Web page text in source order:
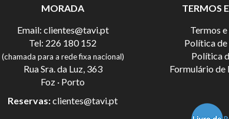
MORADA
Email: clientes@tavi.pt
Tel: 226 180 152
(chamada para a rede fixa nacional)
Rua Sra. da Luz, 363
Foz · Porto
Reservas:clientes@tavi.pt
TERMOS
Termos
Política
Política
Formulário de